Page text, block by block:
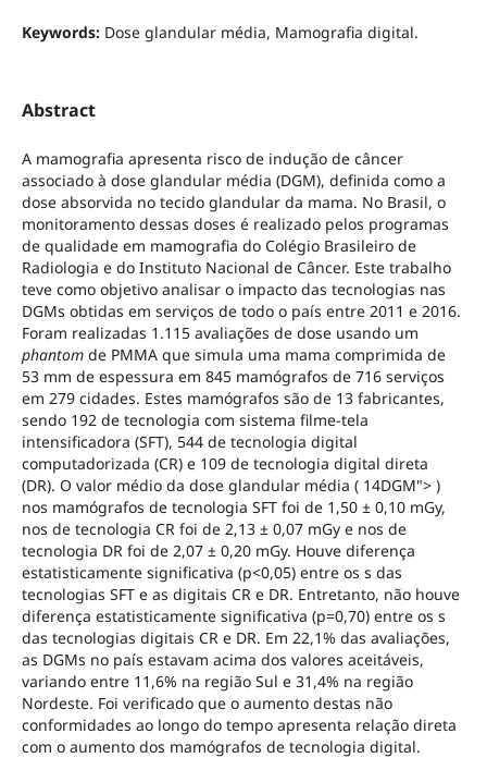
Keywords: Dose glandular média, Mamografia digital.
Abstract
A mamografia apresenta risco de indução de câncer
associado à dose glandular média (DGM), definida como a
dose absorvida no tecido glandular da mama. No Brasil, o
monitoramento dessas doses é realizado pelos programas
de qualidade em mamografia do Colégio Brasileiro de
Radiologia e do Instituto Nacional de Câncer. Este trabalho
teve como objetivo analisar o impacto das tecnologias nas
DGMs obtidas em serviços de todo o país entre 2011 e 2016.
Foram realizadas 1.115 avaliações de dose usando um
phantomde PMMA que simula uma mama comprimida de
53 mm de espessura em 845 mamógrafos de 716 serviços
em 279 cidades. Estes mamógrafos são de 13 fabricantes,
sendo 192 de tecnologia com sistema filme-tela
intensificadora (SFT), 544 de tecnologia digital
computadorizada (CR) e 109 de tecnologia digital direta
(DR). O valor médio da dose glandular média ( 14DGM"> )
nos mamógrafos de tecnologia SFT foi de 1,50 ± 0,10 mGy,
nos de tecnologia CR foi de 2,13 ± 0,07 mGy e nos de
tecnologia DR foi de 2,07 ± 0,20 mGy. Houve diferença
estatisticamente significativa (p<0,05) entre os s das
tecnologias SFT e as digitais CR e DR. Entretanto, não houve
diferença estatisticamente significativa (p=0,70) entre os s
das tecnologias digitais CR e DR. Em 22,1% das avaliações,
as DGMs no país estavam acima dos valores aceitáveis,
variando entre 11,6% na região Sul e 31,4% na região
Nordeste. Foi verificado que o aumento destas não
conformidades ao longo do tempo apresenta relação direta
com o aumento dos mamógrafos de tecnologia digital.